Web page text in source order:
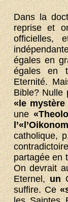
Dans la
reprise et
officielles,
égales en
égales en
Eternité.
Bible? Nulle
«le
une
catholique,
partagée en
On devrait
Eternel,un
suffire. Ce